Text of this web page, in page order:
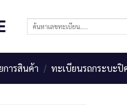
ค้นหา:
การสินค้า / ทะเบียนรถกระบะปิ